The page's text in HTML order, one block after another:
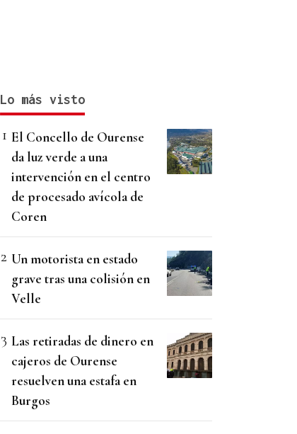
Lo más visto
El Concello de Ourense
da luz verde a una
intervención en el centro
de procesado avícola de
Coren
Un motorista en estado
grave tras una colisión en
Velle
Las retiradas de dinero en
cajeros de Ourense
resuelven una estafa en
Burgos